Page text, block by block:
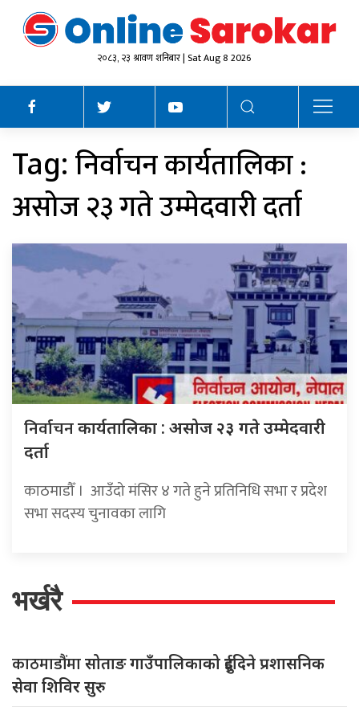
२०८३, २३ श्रावण शनिबार | Sat Aug 8 2026
Tag: निर्वाचन कार्यतालिका :
असोज २३ गते उम्मेदवारी दर्ता
निर्वाचनकार्यतालिका : असोज २३ गते उम्मेदवारी
दर्ता
काठमाडौँ । आउँदो मंसिर ४ गते हुने प्रतिनिधि सभा र प्रदेश
सभा सदस्य चुनावका लागि
भर्खरै
काठमाडौंमासोताङ गाउँपालिकाको दुईदिने प्रशासनिक
सेवा शिविर सुरु